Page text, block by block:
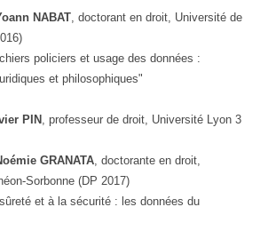
NABAT, doctorant en droit, Université de
policiers et usage des données :
et philosophiques"
PIN, professeur de droit, Université Lyon 3
GRANATA, doctorante en droit,
Sorbonne (DP 2017)
et à la sécurité : les données du